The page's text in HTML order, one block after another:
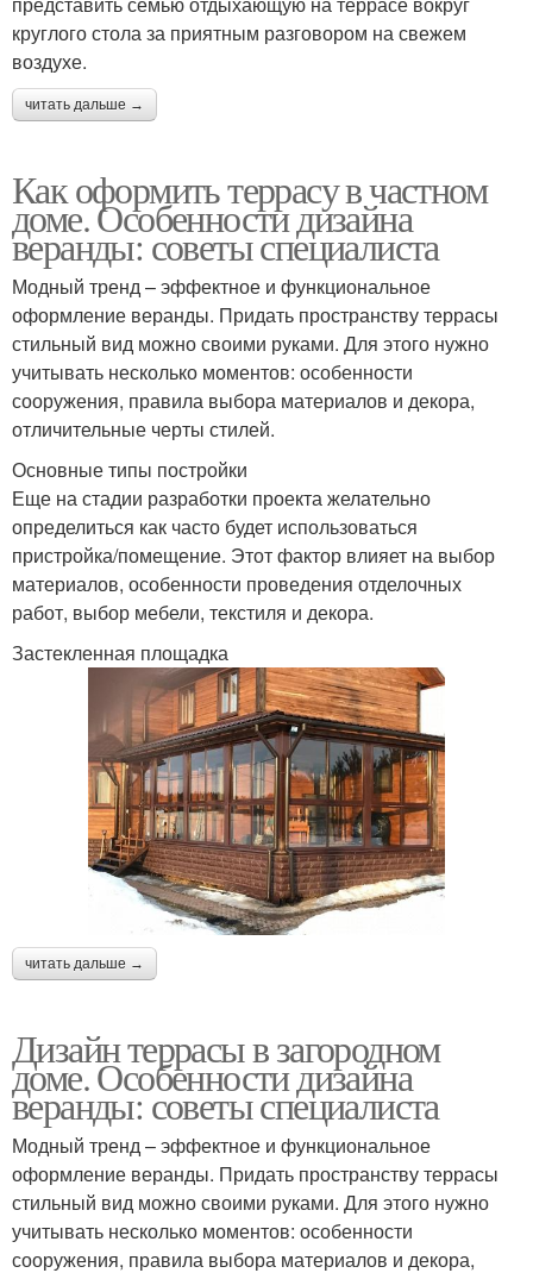
круглого стола за приятным разговором на свежем
воздухе.
читать дальше →
Как оформить террасу в частном
доме. Особенности дизайна
веранды: советы специалиста
Модный тренд – эффектное и функциональное
оформление веранды. Придать пространству террасы
стильный вид можно своими руками. Для этого нужно
учитывать несколько моментов: особенности
сооружения, правила выбора материалов и декора,
отличительные черты стилей.
Основные типы постройки
Еще на стадии разработки проекта желательно
определиться как часто будет использоваться
пристройка/помещение. Этот фактор влияет на выбор
материалов, особенности проведения отделочных
работ, выбор мебели, текстиля и декора.
Застекленная площадка
читать дальше →
Дизайн террасы в загородном
доме. Особенности дизайна
веранды: советы специалиста
Модный тренд – эффектное и функциональное
оформление веранды. Придать пространству террасы
стильный вид можно своими руками. Для этого нужно
учитывать несколько моментов: особенности
сооружения, правила выбора материалов и декора,